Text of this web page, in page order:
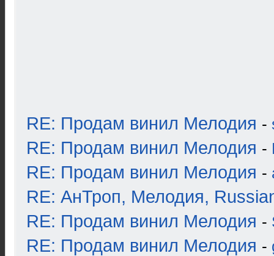
RE: Продам винил Мелодия -
RE: Продам винил Мелодия -
RE: Продам винил Мелодия -
RE: АнТроп, Мелодия,
RE: Продам винил Мелодия -
RE: Продам винил Мелодия -